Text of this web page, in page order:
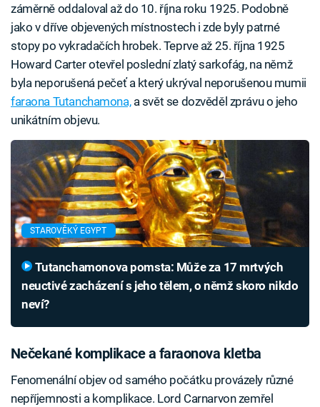
záměrně oddaloval až do 10. října roku 1925. Podobně
jako v dříve objevených místnostech i zde byly patrné
stopy po vykradačích hrobek. Teprve až 25. října 1925
Howard Carter otevřel poslední zlatý sarkofág, na němž
byla neporušená pečeť a který ukrýval neporušenou mumii
faraona Tutanchamona,a svět se dozvěděl zprávu o jeho
unikátním objevu.
STAROVĚKÝ EGYPT
neuctivé zacházení s jeho tělem, o němž skoro nikdo
neví?
Nečekané komplikace a faraonova kletba
Fenomenální objev od samého počátku provázely různé
nepříjemnosti a komplikace. Lord Carnarvon zemřel